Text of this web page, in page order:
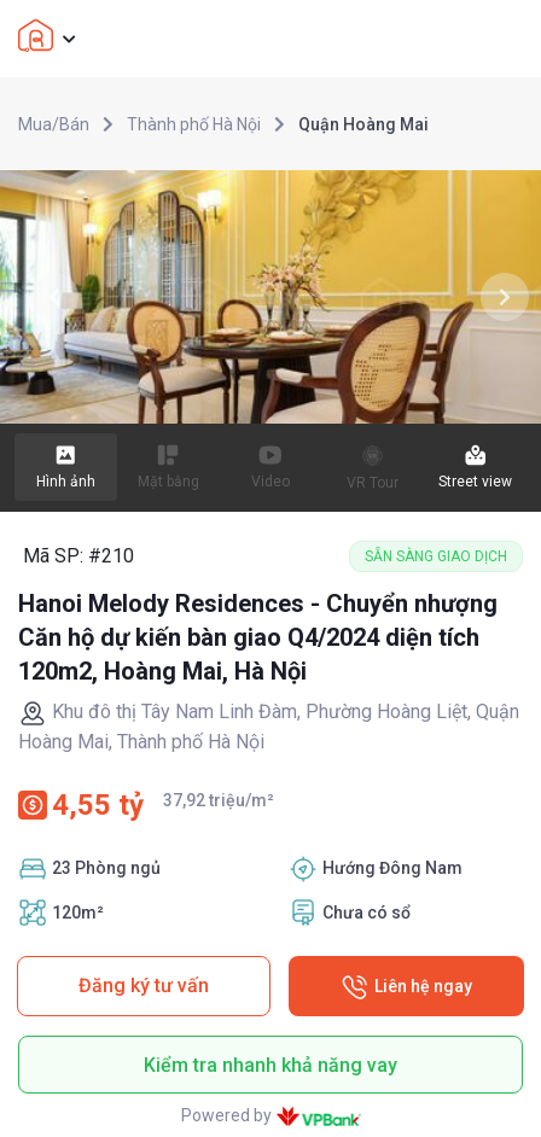
Mua/Bán Thành phố Hà Nội Quận Hoàng Mai
Hình ảnh Mặt bằng Video VR Tour Street view
Mã SP: #210 SẴN SÀNG GIAO DỊCH
Hanoi Melody Residences - Chuyển nhượng
Căn hộ dự kiến bàn giao Q4/2024 diện tích
120m2, Hoàng Mai, Hà Nội
Khu đô thị Tây Nam Linh Đàm, Phường Hoàng Liệt, Quận
Hoàng Mai, Thành phố Hà Nội
4,55 tỷ 37,92 triệu/m²
23 Phòng ngủ Hướng Đông Nam
120m² Chưa có sổ
Đăng ký tư vấn Liên hệ ngay
Kiểm tra nhanh khả năng vay
Powered by